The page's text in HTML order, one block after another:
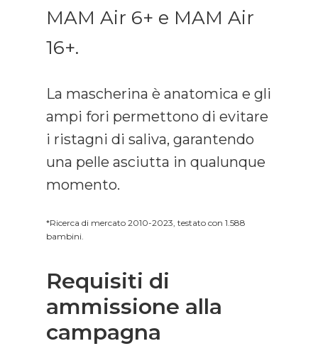
MAM Air 6+ e MAM Air
16+.
La mascherina è anatomica e gli
ampi fori permettono di evitare
i ristagni di saliva, garantendo
una pelle asciutta in qualunque
momento.
*Ricerca di mercato 2010-2023, testato con 1.588
bambini.
Requisiti di
ammissione alla
campagna